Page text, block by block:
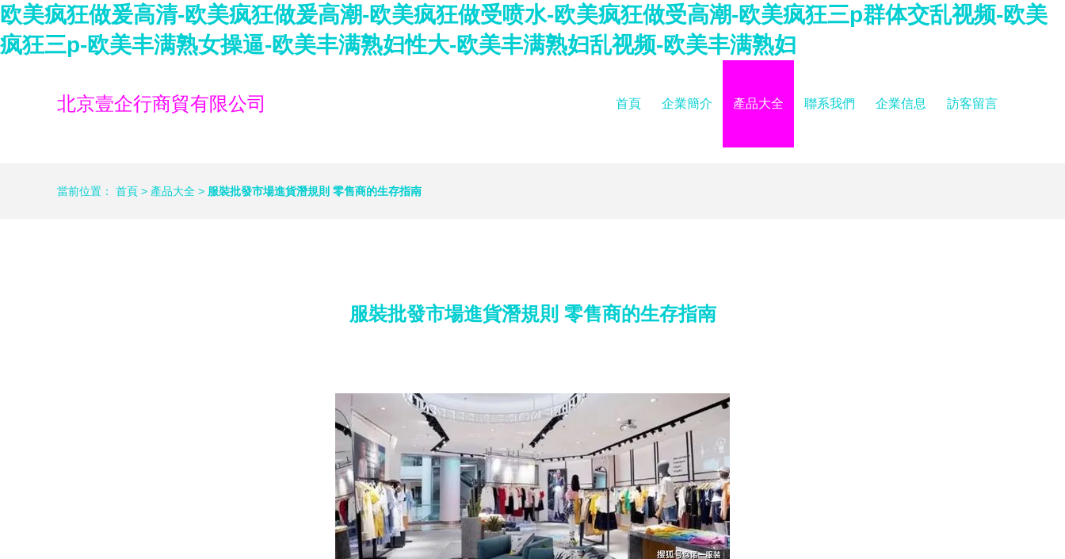
欧美疯狂做爰高清-欧美疯狂做爰高潮-欧美疯狂做受喷水-欧美疯狂做受高潮-欧美疯狂三p群体交乱视频-欧美
疯狂三p-欧美丰满熟女操逼-欧美丰满熟妇性大-欧美丰满熟妇乱视频-欧美丰满熟妇
北京壹企行商貿有限公司 首頁 企業簡介 產品大全 聯系我們 企業信息 訪客留言
當前位置： 首頁 > 產品大全 > 服裝批發市場進貨潛規則 零售商的生存指南
服裝批發市場進貨潛規則 零售商的生存指南